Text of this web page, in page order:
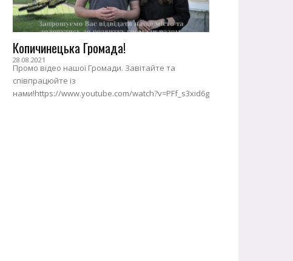
Копичинецька Громада!
28.08.2021
Промо відео нашої Громади. Завітайте та
співпрацюйте із
нами!https://www.youtube.com/watch?v=PFf_s3xid6g